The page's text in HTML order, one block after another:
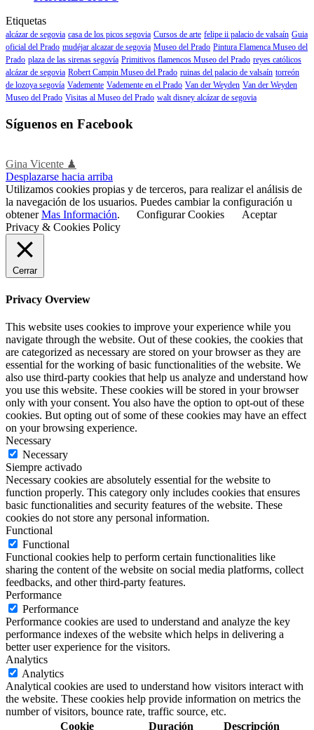
Etiquetas
alcázar de segovia casa de los picos segovia Cursos de arte felipe ii palacio de valsaín Guia
oficial del Prado mudéjar alcazar de segovia Museo del Prado Pintura Flamenca Museo del
Prado plaza de las sirenas segovía Primitivos flamencos Museo del Prado reyes católicos
alcázar de segovia Robert Campin Museo del Prado ruinas del palacio de valsaín torreón
de lozoya segovía Vademente Vademente en el Prado Van der Weyden Van der Weyden
Museo del Prado Visitas al Museo del Prado walt disney alcázar de segovia
Síguenos en Facebook
Gina Vicente ♟
Desplazarse hacia arriba
Utilizamos cookies propias y de terceros, para realizar el análisis de
la navegación de los usuarios. Puedes cambiar la configuración u
obtenerMas Información. Configurar Cookies
Aceptar
Privacy & Cookies Policy
Cerrar
Privacy Overview
This website uses cookies to improve your experience while you
navigate through the website. Out of these cookies, the cookies that
are categorized as necessary are stored on your browser as they are
essential for the working of basic functionalities of the website. We
also use third-party cookies that help us analyze and understand how
you use this website. These cookies will be stored in your browser
only with your consent. You also have the option to opt-out of these
cookies. But opting out of some of these cookies may have an effect
on your browsing experience.
Necessary
Necessary
Siempre activado
Necessary cookies are absolutely essential for the website to
function properly. This category only includes cookies that ensures
basic functionalities and security features of the website. These
cookies do not store any personal information.
Functional
Functional
Functional cookies help to perform certain functionalities like
sharing the content of the website on social media platforms, collect
feedbacks, and other third-party features.
Performance
Performance
Performance cookies are used to understand and analyze the key
performance indexes of the website which helps in delivering a
better user experience for the visitors.
Analytics
Analytics
Analytical cookies are used to understand how visitors interact with
the website. These cookies help provide information on metrics the
number of visitors, bounce rate, traffic source, etc.
Cookie
Duración Descripción